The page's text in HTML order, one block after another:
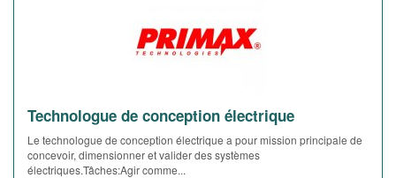
Technologue de conception électrique
Le technologue de conception électrique a pour mission principale de
concevoir, dimensionner et valider des systèmes
électriques.Tâches:Agir comme...